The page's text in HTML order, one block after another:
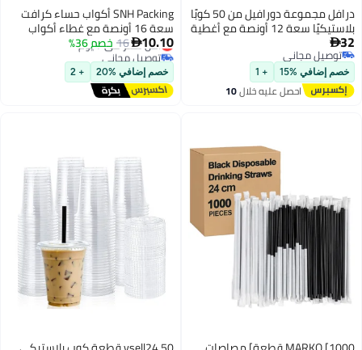
درافل مجموعة دورافيل من 50 كوبًا
أغطية
SNH Packing أكواب حساء كرافت
سعة 16 أونصة مع غطاء أكواب
طعام قابلة للتصرف رائعة للمطاعم
والوجبات السريعة أو الغداء الجاهز
10 قطع
10.10أقل سعر في 7 يوم
توصيل مجاني
أقل سعر في 7 يوم
خصم إضافي %20